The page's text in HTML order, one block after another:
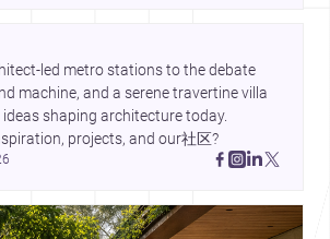
led metro stations to the debate
machine, and a serene travertine villa
shaping architecture today.
projects, and our社区?